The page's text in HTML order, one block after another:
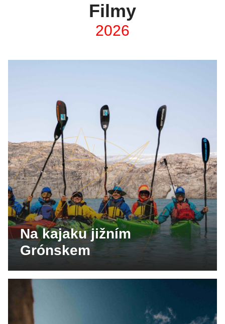
Filmy
2026
Na kajaku jižním
Grónskem